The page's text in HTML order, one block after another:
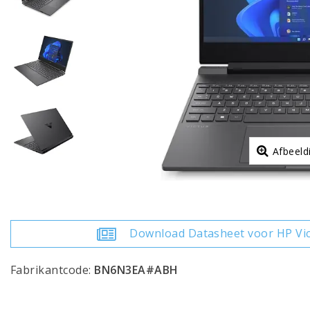
Download Datasheet voor HP
Fabrikantcode: BN6N3EA#ABH